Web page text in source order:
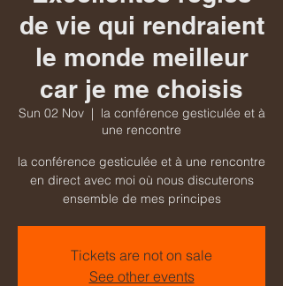
de vie qui rendraient
le monde meilleur
car je me choisis
Sun 02 Nov
  |
la conférence gesticulée et à
une rencontre
la conférence gesticulée et à une rencontre
en direct avec moi où nous discuterons
ensemble de mes principes
Tickets are not on sale
See other events